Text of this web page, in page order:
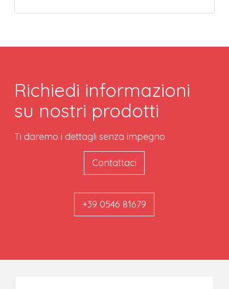
Richiedi informazioni
su nostri prodotti
Ti daremo i dettagli senza impegno
Contattaci
+39 0546 81679